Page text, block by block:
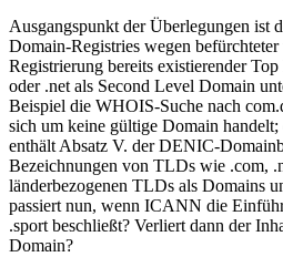
Ausgangspunkt der Überlegungen ist
Domain-Registries wegen
Registrierung bereits existierender
oder .net als Second Level Domain
Beispiel die WHOIS-Suche nach
sich um keine gültige Domain handelt;
enthält Absatz V. der DENIC-
Bezeichnungen von TLDs wie .com,
länderbezogenen TLDs als Domains
passiert nun, wenn ICANN die
.sport beschließt? Verliert dann der
Domain?